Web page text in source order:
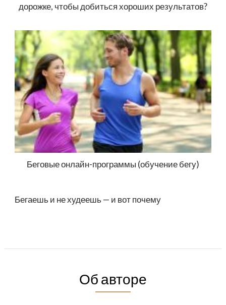
дорожке, чтобы добиться хороших результатов?
Беговые онлайн-программы (обучение бегу)
Бегаешь и не худеешь — и вот почему
Об авторе